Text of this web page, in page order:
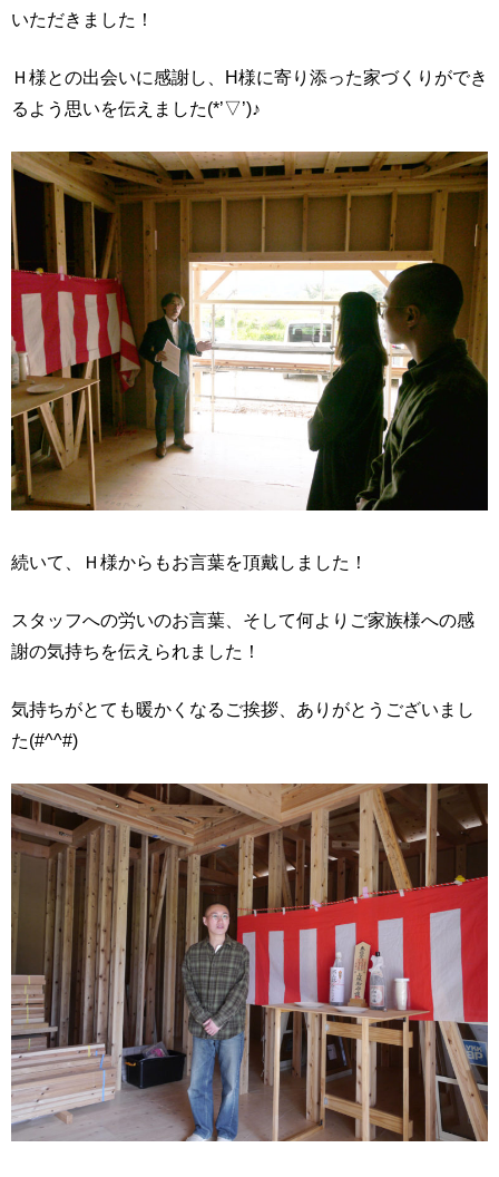
いただきました！
Ｈ様との出会いに感謝し、H様に寄り添った家づくりができ
るよう思いを伝えました(*’▽’)♪
続いて、Ｈ様からもお言葉を頂戴しました！
スタッフへの労いのお言葉、そして何よりご家族様への感
謝の気持ちを伝えられました！
気持ちがとても暖かくなるご挨拶、ありがとうございまし
た(#^^#)